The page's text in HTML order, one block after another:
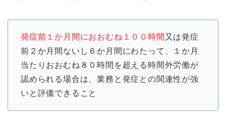
発症前１か月間におおむね１００時間 又は発症
前２か月間ないし６か月間にわたって、１か月
当たりおおむね８０時間を超える時間外労働が
認められる場合は、業務と発症との関連性が強
いと評価できること